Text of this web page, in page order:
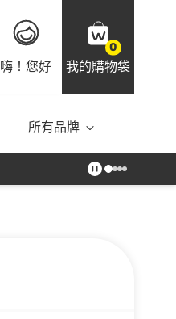
嗨！您好
0
我的購物袋
所有品牌